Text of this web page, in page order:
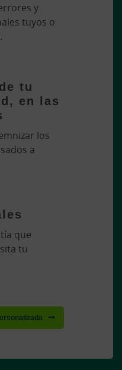
y
tuyos o
tu
en las
los
a
que
tu